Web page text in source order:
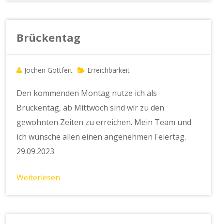
Brückentag
Jochen Göttfert Erreichbarkeit
Den kommenden Montag nutze ich als
Brückentag, ab Mittwoch sind wir zu den
gewohnten Zeiten zu erreichen. Mein Team und
ich wünsche allen einen angenehmen Feiertag.
29.09.2023
Weiterlesen